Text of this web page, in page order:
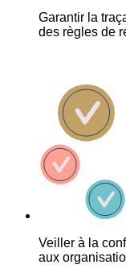
Garantir la
des règles de
Veiller à la
aux